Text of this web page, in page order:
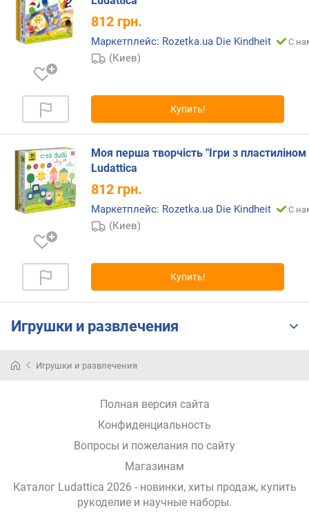
г
и
х
д
ш
м
п
о
а
ф
и
т
(
а
812 грн.
Маркетплейс: Rozetka.ua Die Kindheit С
(Киев)
Купить!
Моя перша творчість "Ігри з
Ludattica
812 грн.
Маркетплейс: Rozetka.ua Die Kindheit С
(Киев)
Купить!
Игрушки и развлечения
Игрушки и развлечения
Полная версия сайта
Конфиденциальность
Вопросы и пожелания по сайту
Магазинам
Каталог Ludattica 2026 - новинки, хиты продаж, купить
рукоделие и научные наборы.